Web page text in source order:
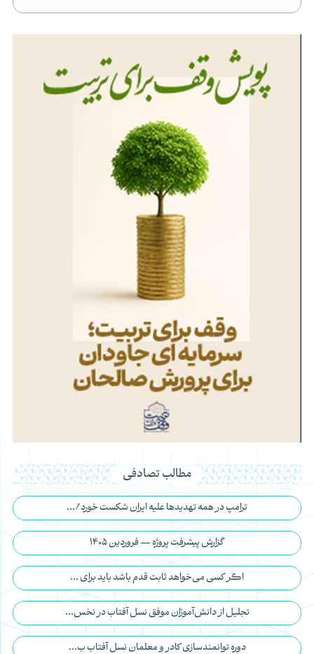
مطالب تصادفی
ترامپ در همه تهدیدها علیه ایران شکست خورد/...
گزارش پیشرفت پروژه — فروردین 1405
اگر کسی می‎‌خواهد ثابت قدم باشد باید برای ...
تجلیل از دانش‌آموزان موفق نسل آفتاب در نخس...
دوره توانمندسازی کادر و معلمان نسل آفتاب ب...